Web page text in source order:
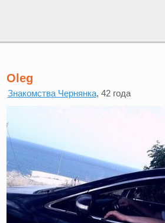
Oleg
Знакомства Чернянка, 42 года